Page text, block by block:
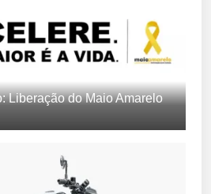
Liberação do Maio Amarelo